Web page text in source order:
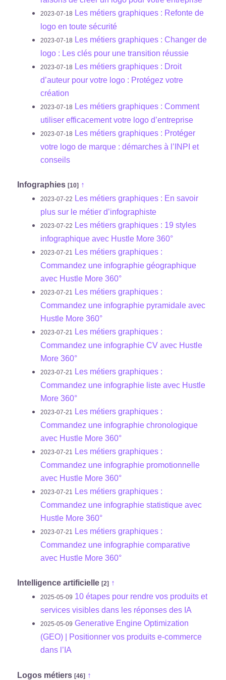
2023-07-18 Les métiers graphiques : Refonte de
logo en toute sécurité
2023-07-18 Les métiers graphiques : Changer de
logo : Les clés pour une transition réussie
2023-07-18 Les métiers graphiques : Droit
d’auteur pour votre logo : Protégez votre
création
2023-07-18 Les métiers graphiques : Comment
utiliser efficacement votre logo d’entreprise
2023-07-18 Les métiers graphiques : Protéger
votre logo de marque : démarches à l’INPI et
conseils
Infographies [10] ↑
2023-07-22 Les métiers graphiques : En savoir
plus sur le métier d’infographiste
2023-07-22 Les métiers graphiques : 19 styles
infographique avec Hustle More 360°
2023-07-21 Les métiers graphiques :
Commandez une infographie géographique
avec Hustle More 360°
2023-07-21 Les métiers graphiques :
Commandez une infographie pyramidale avec
Hustle More 360°
2023-07-21 Les métiers graphiques :
Commandez une infographie CV avec Hustle
More 360°
2023-07-21 Les métiers graphiques :
Commandez une infographie liste avec Hustle
More 360°
2023-07-21 Les métiers graphiques :
Commandez une infographie chronologique
avec Hustle More 360°
2023-07-21 Les métiers graphiques :
Commandez une infographie promotionnelle
avec Hustle More 360°
2023-07-21 Les métiers graphiques :
Commandez une infographie statistique avec
Hustle More 360°
2023-07-21 Les métiers graphiques :
Commandez une infographie comparative
avec Hustle More 360°
Intelligence artificielle [2] ↑
2025-05-09 10 étapes pour rendre vos produits et
services visibles dans les réponses des IA
2025-05-09 Generative Engine Optimization
(GEO) | Positionner vos produits e‑commerce
dans l’IA
Logos métiers [46] ↑